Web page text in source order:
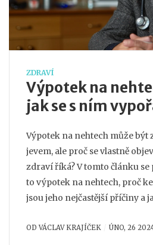
ZDRAVÍ
Výpotek na
jak se s ním
Výpotek na nehtech může
jevem, ale proč se vlastně
zdraví říká? V tomto článku se
to výpotek na nehtech, proč
jsou jeho nejčastější příčiny a
praktické rady, jak pečovat o
ODVÁCLAV KRAJÍČEK ÚNO, 26